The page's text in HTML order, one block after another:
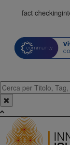
fact checking